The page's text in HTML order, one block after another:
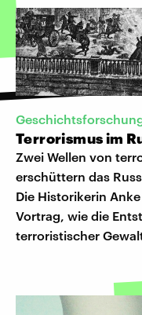
Terrorismus im
Zwei Wellen von
erschüttern das
Die Historikerin
Vortrag, wie die
terroristischer